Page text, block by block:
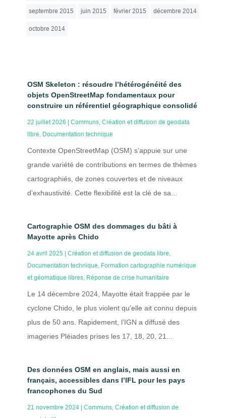
septembre 2015 juin 2015 février 2015 décembre 2014
octobre 2014
OSM Skeleton : résoudre l’hétérogénéité des
objets OpenStreetMap fondamentaux pour
construire un référentiel géographique consolidé
22 juillet 2026 Communs, Création et diffusion de geodata
libre, Documentation technique
Contexte OpenStreetMap (OSM) s’appuie sur une
grande variété de contributions en termes de thèmes
cartographiés, de zones couvertes et de niveaux
d’exhaustivité. Cette flexibilité est la clé de sa...
Cartographie OSM des dommages du bâti à
Mayotte après Chido
24 avril 2025 Création et diffusion de geodata libre,
Documentation technique, Formation cartographie numérique
et géomatique libres, Réponse de crise humanitaire
Le 14 décembre 2024, Mayotte était frappée par le
cyclone Chido, le plus violent qu’elle ait connu depuis
plus de 50 ans. Rapidement, l’IGN a diffusé des
imageries Pléiades prises les 17, 18, 20, 21...
Des données OSM en anglais, mais aussi en
français, accessibles dans l’IFL pour les pays
francophones du Sud
21 novembre 2024| Communs, Création et diffusion de